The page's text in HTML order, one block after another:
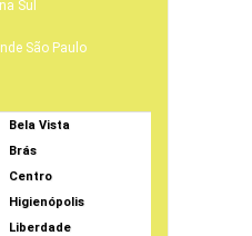
Sul
São Paulo
Bela Vista
Brás
Centro
Higienópolis
Liberdade